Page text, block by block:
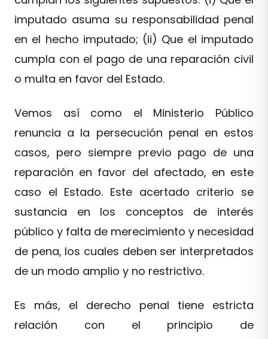
imputado asuma su responsabilidad penal
en el hecho imputado; (ii) Que el imputado
cumpla con el pago de una reparación civil
o multa en favor del Estado.
Vemos así como el Ministerio Público
renuncia a la persecución penal en estos
casos, pero siempre previo pago de una
reparación en favor del afectado, en este
caso el Estado. Este acertado criterio se
sustancia en los conceptos de interés
público y falta de merecimiento y necesidad
de pena, los cuales deben ser interpretados
de un modo amplio y no restrictivo.
Es más, el derecho penal tiene estricta
relación con el principio de